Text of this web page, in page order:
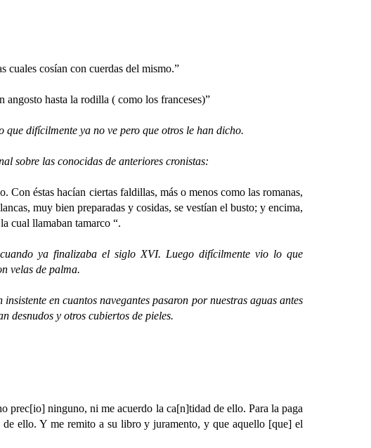
cuales cosían con cuerdas del mismo.”
hasta la rodilla ( como los franceses)”
difícilmente ya no ve pero que otros le han dicho.
las conocidas de anteriores cronistas:
éstas hacían ciertas faldillas, más o menos como las romanas,
muy bien preparadas y cosidas, se vestían el busto; y encima,
cual llamaban tamarco “.
ya finalizaba el siglo XVI. Luego difícilmente vio lo que
velas de palma.
en cuantos navegantes pasaron por nuestras aguas antes
desnudos y otros cubiertos de pieles.
ninguno, ni me acuerdo la ca[n]tidad de ello. Para la paga
ello. Y me remito a su libro y juramento, y que aquello [que] el